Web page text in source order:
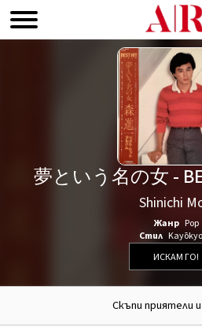
夢という名の女 -
Shinichi
Жанр Pop
Стил
ИСКАМ ГО!
Скъпи приятели